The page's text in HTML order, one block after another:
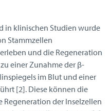
in klinischen Studien wurde
Stammzellen
und die Regeneration
einer Zunahme der β-
im Blut und einer
[2]. Diese können die
der Inselzellen